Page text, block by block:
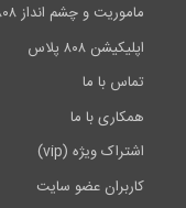
ماموریت و چشم انداز ۸۰۸
اپلیکیشن ۸۰۸ پلاس
تماس با ما
همکاری با ما
اشتراک ویژه (vip)
کاربران عضو سایت